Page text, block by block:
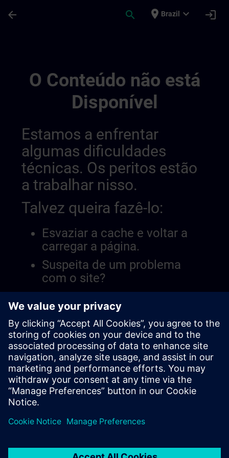
arrow_back search place Brazil expand_more login
O Conteúdo não está
Disponível
Estamos a enfrentar
algumas dificuldades
técnicas. Os peritos estão
a trabalhar nisso.
Talvez queira fazê-lo:
Esvaziar a cache e voltar a
carregar a página.
Suspeita de um problema
com o site?
Relatar a questão